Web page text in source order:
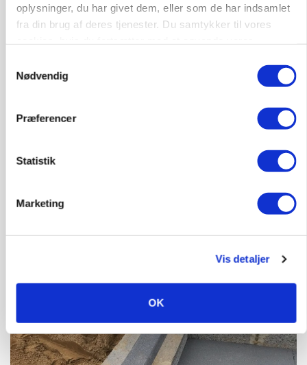
oplysninger, du har givet dem, eller som de har indsamlet
fra din brug af deres tjenester. Du samtykker til vores
Nødvendig
Præferencer
Statistik
Marketing
Vis detaljer
OK
BUSINESS
Ejer eller medejer? Nyt tv-format udfordrer